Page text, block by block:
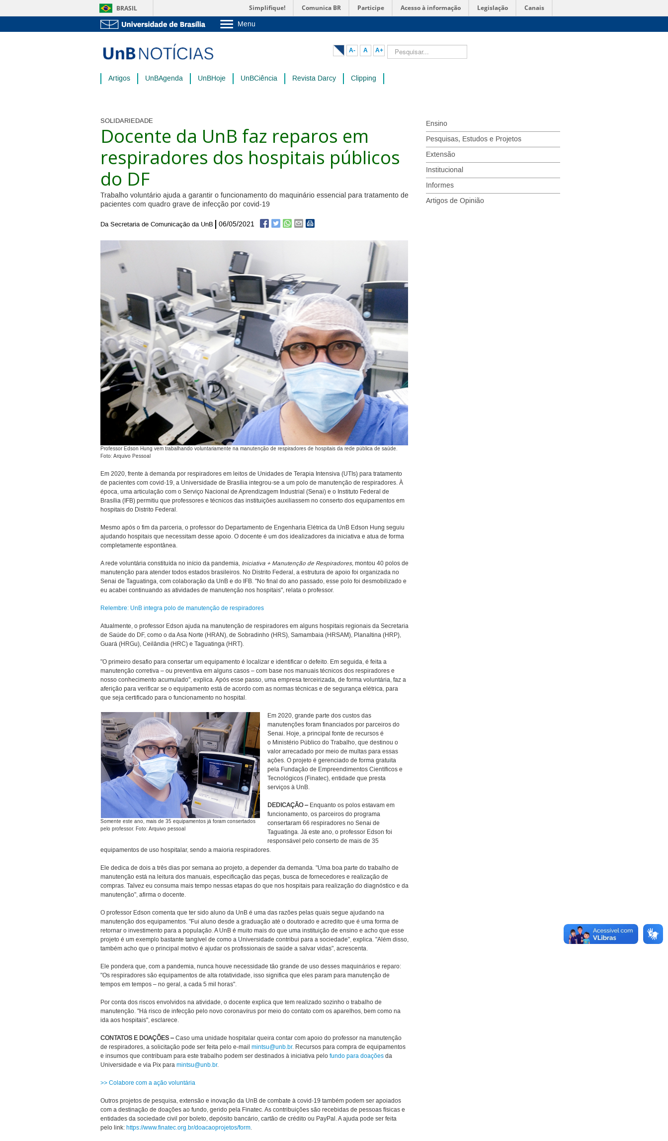
BRASIL Simplifique! Comunica BR Participe Acesso à informação Legislação Canais
Menu
Pós-Graduação
Administração
A- A A+ Pesquisar...
Artigos UnBAgenda UnBHoje UnBCiência Revista Darcy Clipping
SOLIDARIEDADE
Docente da UnB faz reparos em
respiradores dos hospitais públicos
do DF
Trabalho voluntário ajuda a garantir o funcionamento do maquinário essencial para tratamento de
pacientes com quadro grave de infecção por covid-19
Da Secretaria de Comunicação da UnB 06/05/2021
Professor Edson Hung vem trabalhando voluntariamente na manutenção de respiradores de hospitais da rede pública de saúde.
Foto: Arquivo Pessoal
Em 2020, frente à demanda por respiradores em leitos de Unidades de Terapia Intensiva (UTIs) para tratamento
de pacientes com covid-19, a Universidade de Brasília integrou-se a um polo de manutenção de respiradores. À
época, uma articulação com o Serviço Nacional de Aprendizagem Industrial (Senai) e o Instituto Federal de
Brasília (IFB) permitiu que professores e técnicos das instituições auxiliassem no conserto dos equipamentos em
hospitais do Distrito Federal.
Mesmo após o fim da parceria, o professor do Departamento de Engenharia Elétrica da UnB Edson Hung seguiu
ajudando hospitais que necessitam desse apoio. O docente é um dos idealizadores da iniciativa e atua de forma
completamente espontânea.
A rede voluntária constituída no início da pandemia, Iniciativa + Manutenção de Respiradores, montou 40 polos de
manutenção para atender todos estados brasileiros. No Distrito Federal, a estrutura de apoio foi organizada no
Senai de Taguatinga, com colaboração da UnB e do IFB. "No final do ano passado, esse polo foi desmobilizado e
eu acabei continuando as atividades de manutenção nos hospitais", relata o professor.
Relembre: UnB integra polo de manutenção de respiradores
Atualmente, o professor Edson ajuda na manutenção de respiradores em alguns hospitais regionais da Secretaria
de Saúde do DF, como o da Asa Norte (HRAN), de Sobradinho (HRS), Samambaia (HRSAM), Planaltina (HRP),
Guará (HRGu), Ceilândia (HRC) e Taguatinga (HRT).
"O primeiro desafio para consertar um equipamento é localizar e identificar o defeito. Em seguida, é feita a
manutenção corretiva – ou preventiva em alguns casos – com base nos manuais técnicos dos respiradores e
nosso conhecimento acumulado", explica. Após esse passo, uma empresa terceirizada, de forma voluntária, faz a
aferição para verificar se o equipamento está de acordo com as normas técnicas e de segurança elétrica, para
que seja certificado para o funcionamento no hospital.
Somente este ano, mais de 35 equipamentos já foram consertados
pelo professor. Foto: Arquivo pessoal
Em 2020, grande parte dos custos das
manutenções foram financiados por parceiros do
Senai. Hoje, a principal fonte de recursos é
o Ministério Público do Trabalho, que destinou o
valor arrecadado por meio de multas para essas
ações. O projeto é gerenciado de forma gratuita
pela Fundação de Empreendimentos Científicos e
Tecnológicos (Finatec), entidade que presta
serviços à UnB.
DEDICAÇÃO –Enquanto os polos estavam em
funcionamento, os parceiros do programa
consertaram 66 respiradores no Senai de
Taguatinga. Já este ano, o professor Edson foi
responsável pelo conserto de mais de 35
equipamentos de uso hospitalar, sendo a maioria respiradores.
Ele dedica de dois a três dias por semana ao projeto, a depender da demanda. "Uma boa parte do trabalho de
manutenção está na leitura dos manuais, especificação das peças, busca de fornecedores e realização de
compras. Talvez eu consuma mais tempo nessas etapas do que nos hospitais para realização do diagnóstico e da
manutenção", afirma o docente.
O professor Edson comenta que ter sido aluno da UnB é uma das razões pelas quais segue ajudando na
manutenção dos equipamentos. "Fui aluno desde a graduação até o doutorado e acredito que é uma forma de
retornar o investimento para a população. A UnB é muito mais do que uma instituição de ensino e acho que esse
projeto é um exemplo bastante tangível de como a Universidade contribui para a sociedade", explica. "Além disso,
também acho que o principal motivo é ajudar os profissionais de saúde a salvar vidas", acrescenta.
Ele pondera que, com a pandemia, nunca houve necessidade tão grande de uso desses maquinários e reparo:
"Os respiradores são equipamentos de alta rotatividade, isso significa que eles param para manutenção de
tempos em tempos – no geral, a cada 5 mil horas".
Por conta dos riscos envolvidos na atividade, o docente explica que tem realizado sozinho o trabalho de
manutenção. "Há risco de infecção pelo novo coronavírus por meio do contato com os aparelhos, bem como na
ida aos hospitais", esclarece.
CONTATOS E DOAÇÕES –Caso uma unidade hospitalar queira contar com apoio do professor na manutenção
de respiradores, a solicitação pode ser feita pelo e-mail mintsu@unb.br. Recursos para compra de equipamentos
e insumos que contribuam para este trabalho podem ser destinados à iniciativa pelo fundo para doações da
Universidade e via Pix para mintsu@unb.br.
>> Colabore com a ação voluntária
Outros projetos de pesquisa, extensão e inovação da UnB de combate à covid-19 também podem ser apoiados
com a destinação de doações ao fundo, gerido pela Finatec. As contribuições são recebidas de pessoas físicas e
entidades da sociedade civil por boleto, depósito bancário, cartão de crédito ou PayPal. A ajuda pode ser feita
pelo link: https://www.finatec.org.br/doacaoprojetos/form.
Ensino
Pesquisas, Estudos e Projetos
Extensão
Institucional
Informes
Artigos de Opinião